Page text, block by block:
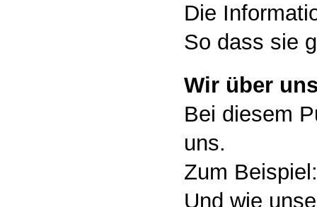
Die
So dass sie
Wir über
Bei diesem
uns.
Zum
Und wie